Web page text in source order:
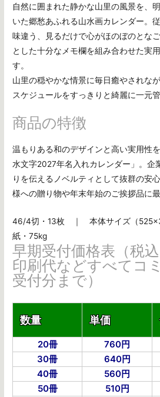
自然に囲まれた静かな山里の風景を、
いた郷愁あふれる山水画カレンダー。
味違う、見るだけで心がほのぼのとな
とした十分なメモ欄を組み合わせた実
す。
山里の穏やかな情景に毎日癒やされな
スケジュールをすっきりと綺麗に一元管
商品の特徴
温もりある和のデザインと高い実用性
水文字2027年名入れカレンダー」。企
りを伝えるノベルティとして抜群の安
様への贈り物や年末年始のご挨拶品に最
46/4切・13枚 ｜ 本体サイズ（
紙・75kg
早期受付価格表（税
印刷代などすべてコ
受付分まで）
数量 単価
20冊 760円
30冊
640円
40冊
560円
50冊
510円